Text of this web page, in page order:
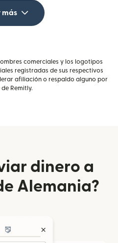
más
comerciales y los logotipos
registradas de sus respectivos
afiliación o respaldo alguno por
Remitly.
dinero a
Alemania?